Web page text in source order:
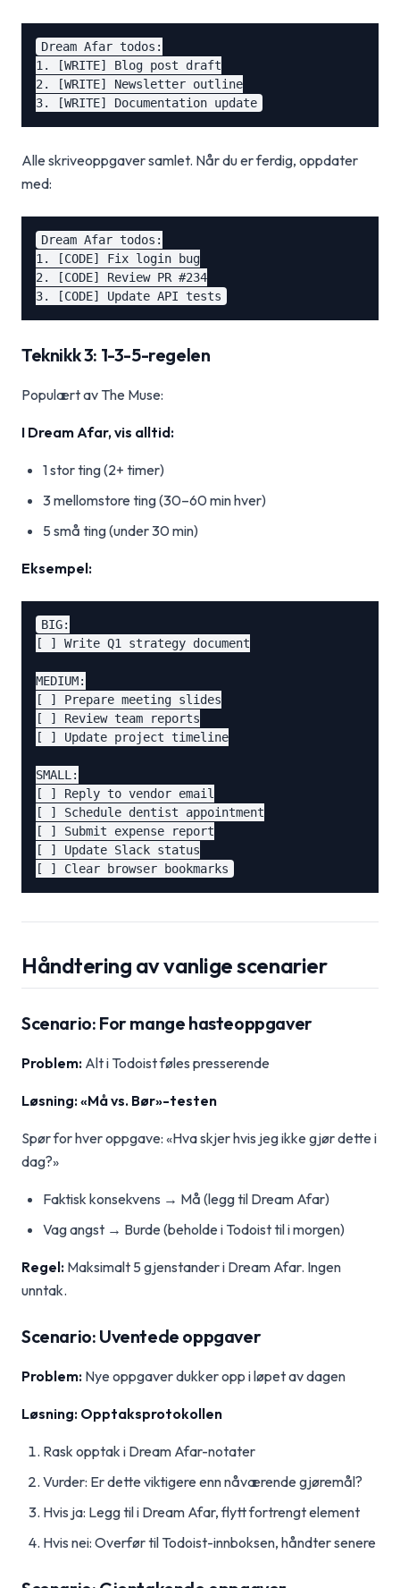
Dream Afar todos:
1. [WRITE] Blog post draft
2. [WRITE] Newsletter outline
Alle skriveoppgaver samlet. Når du er ferdig, oppdater
med:
Dream Afar todos:
1. [CODE] Fix login bug
2. [CODE] Review PR #234
Teknikk 3: 1-3-5-regelen
Populært av The Muse:
I Dream Afar, vis alltid:
1 stor ting (2+ timer)
3 mellomstore ting (30–60 min hver)
5 små ting (under 30 min)
Eksempel:
BIG:
[ ] Write Q1 strategy document
MEDIUM:
[ ] Prepare meeting slides
[ ] Review team reports
[ ] Update project timeline
SMALL:
[ ] Reply to vendor email
[ ] Schedule dentist appointment
[ ] Submit expense report
[ ] Update Slack status
Håndtering av vanlige scenarier
Scenario: For mange hasteoppgaver
Problem: Alt i Todoist føles presserende
Løsning: «Må vs. Bør»-testen
Spør for hver oppgave: «Hva skjer hvis jeg ikke gjør dette i
dag?»
Faktisk konsekvens → Må (legg til Dream Afar)
Vag angst → Burde (beholde i Todoist til i morgen)
Regel: Maksimalt 5 gjenstander i Dream Afar. Ingen
unntak.
Scenario: Uventede oppgaver
Problem: Nye oppgaver dukker opp i løpet av dagen
Løsning: Opptaksprotokollen
Rask opptak i Dream Afar-notater
Vurder: Er dette viktigere enn nåværende gjøremål?
Hvis ja: Legg til i Dream Afar, flytt fortrengt element
Hvis nei: Overfør til Todoist-innboksen, håndter senere